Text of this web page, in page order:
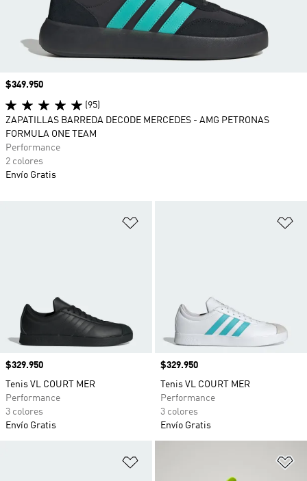
Precio
$329.950
Tenis VL COURT MER
Performance
3 colores
Envío Gratis
Precio
$329.950
Tenis VL COURT MER
Performance
3 colores
Envío Gratis
Precio
$349.950
(95)
ZAPATILLAS BARREDA DECODE MERCEDES - AMG PETRONAS
FORMULA ONE TEAM
Performance
2 colores
Envío Gratis